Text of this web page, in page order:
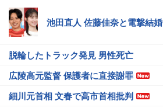
池田直人 佐藤佳奈と電撃結婚
脱輪したトラック発見 男性死亡
広陵高元監督 保護者に直接謝罪
細川元首相 文春で高市首相批判